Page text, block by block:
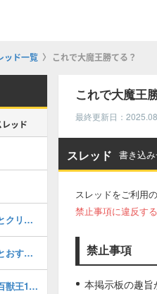
ッド一覧 これで大魔王勝てる？
これで大魔王
最終更新日：
スレッド 書き込み
スレッドをご利用
禁止事項に違反す
禁止事項
本掲示板の趣
レッド
断罪天使クオリネル降臨の攻略とクリア編成
死霊妖精クオリネム降臨の攻略とおすすめキャラ
超拳獣ブンナグリオス大降臨【百獣王1】の攻略とクリア編成